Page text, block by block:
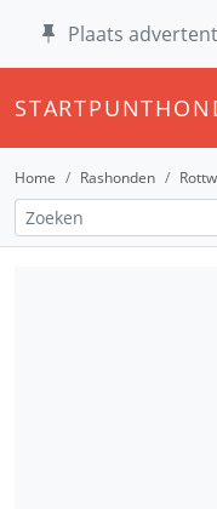
Plaats
Home Rashonden